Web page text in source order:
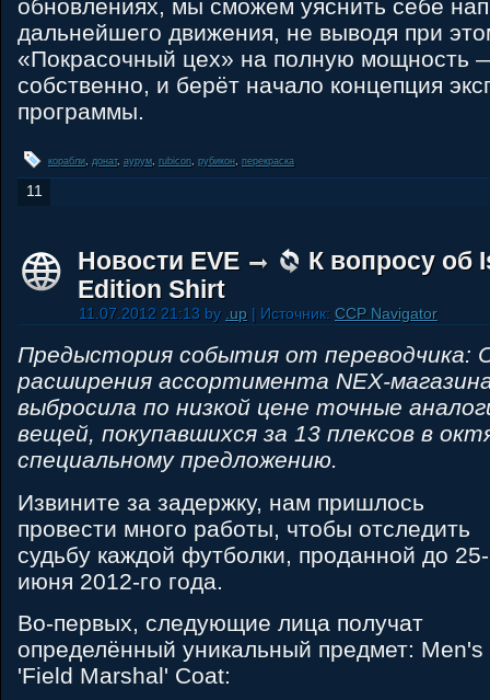
обновлениях, мы сможем уяснить себе
дальнейшего движения, не выводя при
«Покрасочный цех» на полную мощность
собственно, и берёт начало концепция
программы.
корабли, донат, аурум, rubicon, рубикон, перекраска
11
Новости EVE
К вопросу об
Edition Shirt
11.07.2012 21:13 by .up | Источник: CCP Navigator
Предыстория события от переводчика:
расширения ассортимента NEX-
выбросила по низкой цене точные
вещей, покупавшихся за 13 плексов в
специальному предложению.
Извините за задержку, нам пришлось
провести много работы, чтобы отследить
судьбу каждой футболки, проданной до 25-
июня 2012-го года.
Во-первых, следующие лица получат
определённый уникальный предмет: Men's
'Field Marshal' Coat: